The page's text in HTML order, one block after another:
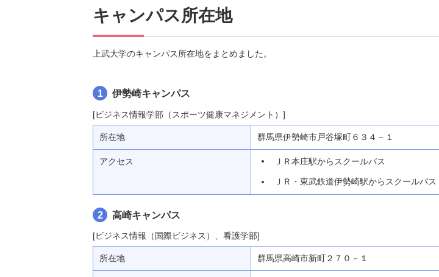
キャンパス所在地
上武大学のキャンパス所在地をまとめました。
1 伊勢崎キャンパス
[ビジネス情報学部（スポーツ健康マネジメント）]
所在地 群馬県伊勢崎市戸谷塚町６３４－１
アクセス ＪＲ本庄駅からスクールバス
ＪＲ・東武鉄道伊勢崎駅からスクールバス
2 高崎キャンパス
[ビジネス情報（国際ビジネス）、看護学部]
所在地 群馬県高崎市新町２７０－１